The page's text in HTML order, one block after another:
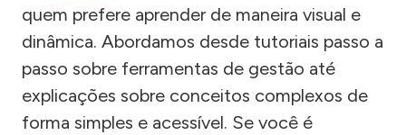
quem prefere aprender de maneira visual e
dinâmica. Abordamos desde tutoriais passo a
passo sobre ferramentas de gestão até
explicações sobre conceitos complexos de
forma simples e acessível. Se você é